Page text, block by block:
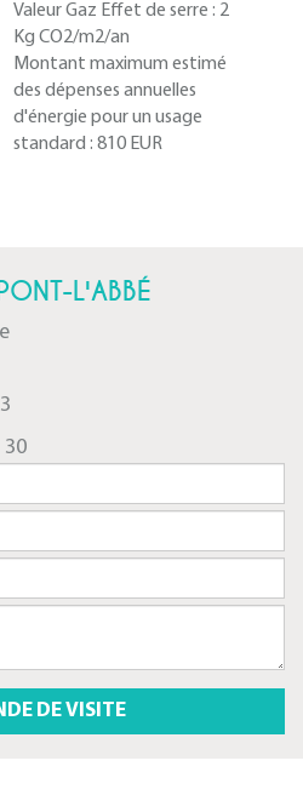
Valeur Gaz Effet de serre : 2
Kg CO2/m2/an
Montant maximum estimé
des dépenses annuelles
d'énergie pour un usage
standard : 810 EUR
L'ABBÉ
30